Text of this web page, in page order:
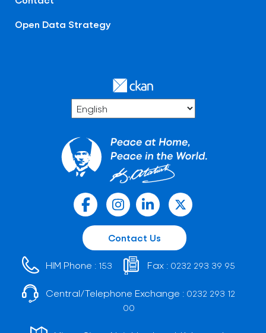
Open Data Strategy
Contact Us
HIM Phone : 153 Fax : 0232 293 39 95
Central/Telephone Exchange : 0232 293 12
00